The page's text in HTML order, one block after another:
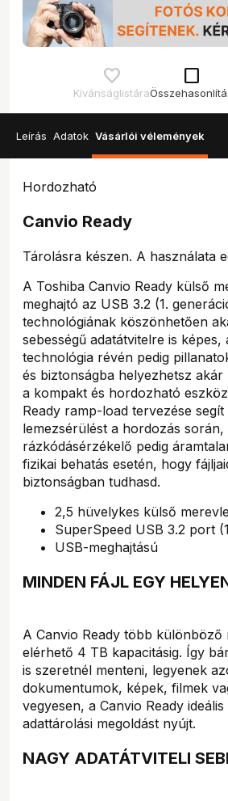
Kívánságlistára
check_box_outline_blank
Leírás Adatok Vásárlói vélemények
Hordozható
Canvio Ready
Tárolásra készen. A használata
A Toshiba Canvio Ready külső
meghajtó az USB 3.2 (1.
technológiának köszönhetően
sebességű adatátvitelre is képes,
technológia révén pedig
és biztonságba helyezhetsz
a kompakt és hordozható
Ready ramp-load tervezése segít
lemezsérülést a hordozás során,
rázkódásérzékelő pedig
fizikai behatás esetén, hogy
biztonságban tudhasd.
2,5 hüvelykes külső
SuperSpeed USB 3.2 port
USB-meghajtású
MINDEN FÁJL EGY
A Canvio Ready több különböző
elérhető 4 TB kapacitásig. Így
is szeretnél menteni, legyenek
dokumentumok, képek, filmek
vegyesen, a Canvio Ready
adattárolási megoldást nyújt.
NAGY ADATÁTVITELI